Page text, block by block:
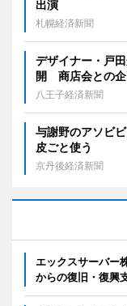
出演
札幌経済新聞
デザイナー・戸
開 商店会との企
八王子経済新聞
与謝野のアソビ
皮ごと使う
京丹後経済新聞
エックスサーバー
からの復旧・復興